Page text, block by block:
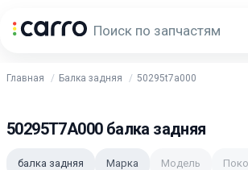
Главная Балка задняя 50295t7a000
50295T7A000 балка задняя
балка задняя Марка Модель